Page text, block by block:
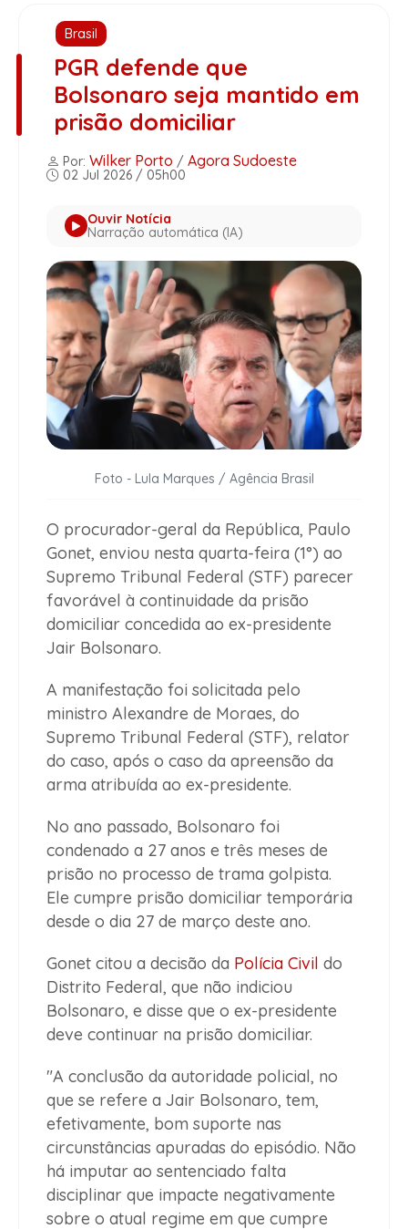
Brasil
PGR defende que
Bolsonaro seja mantido em
prisão domiciliar
Por: Wilker Porto / Agora Sudoeste
02 Jul 2026 / 05h00
Ouvir Notícia
Narração automática (IA)
Foto - Lula Marques / Agência Brasil
O procurador-geral da República, Paulo
Gonet, enviou nesta quarta-feira (1°) ao
Supremo Tribunal Federal (STF) parecer
favorável à continuidade da prisão
domiciliar concedida ao ex-presidente
Jair Bolsonaro.
A manifestação foi solicitada pelo
ministro Alexandre de Moraes, do
Supremo Tribunal Federal (STF), relator
do caso, após o caso da apreensão da
arma atribuída ao ex-presidente.
No ano passado, Bolsonaro foi
condenado a 27 anos e três meses de
prisão no processo de trama golpista.
Ele cumpre prisão domiciliar temporária
desde o dia 27 de março deste ano.
Gonet citou a decisão da Polícia Civil do
Distrito Federal, que não indiciou
Bolsonaro, e disse que o ex-presidente
deve continuar na prisão domiciliar.
"A conclusão da autoridade policial, no
que se refere a Jair Bolsonaro, tem,
efetivamente, bom suporte nas
circunstâncias apuradas do episódio. Não
há imputar ao sentenciado falta
disciplinar que impacte negativamente
sobre o atual regime em que cumpre